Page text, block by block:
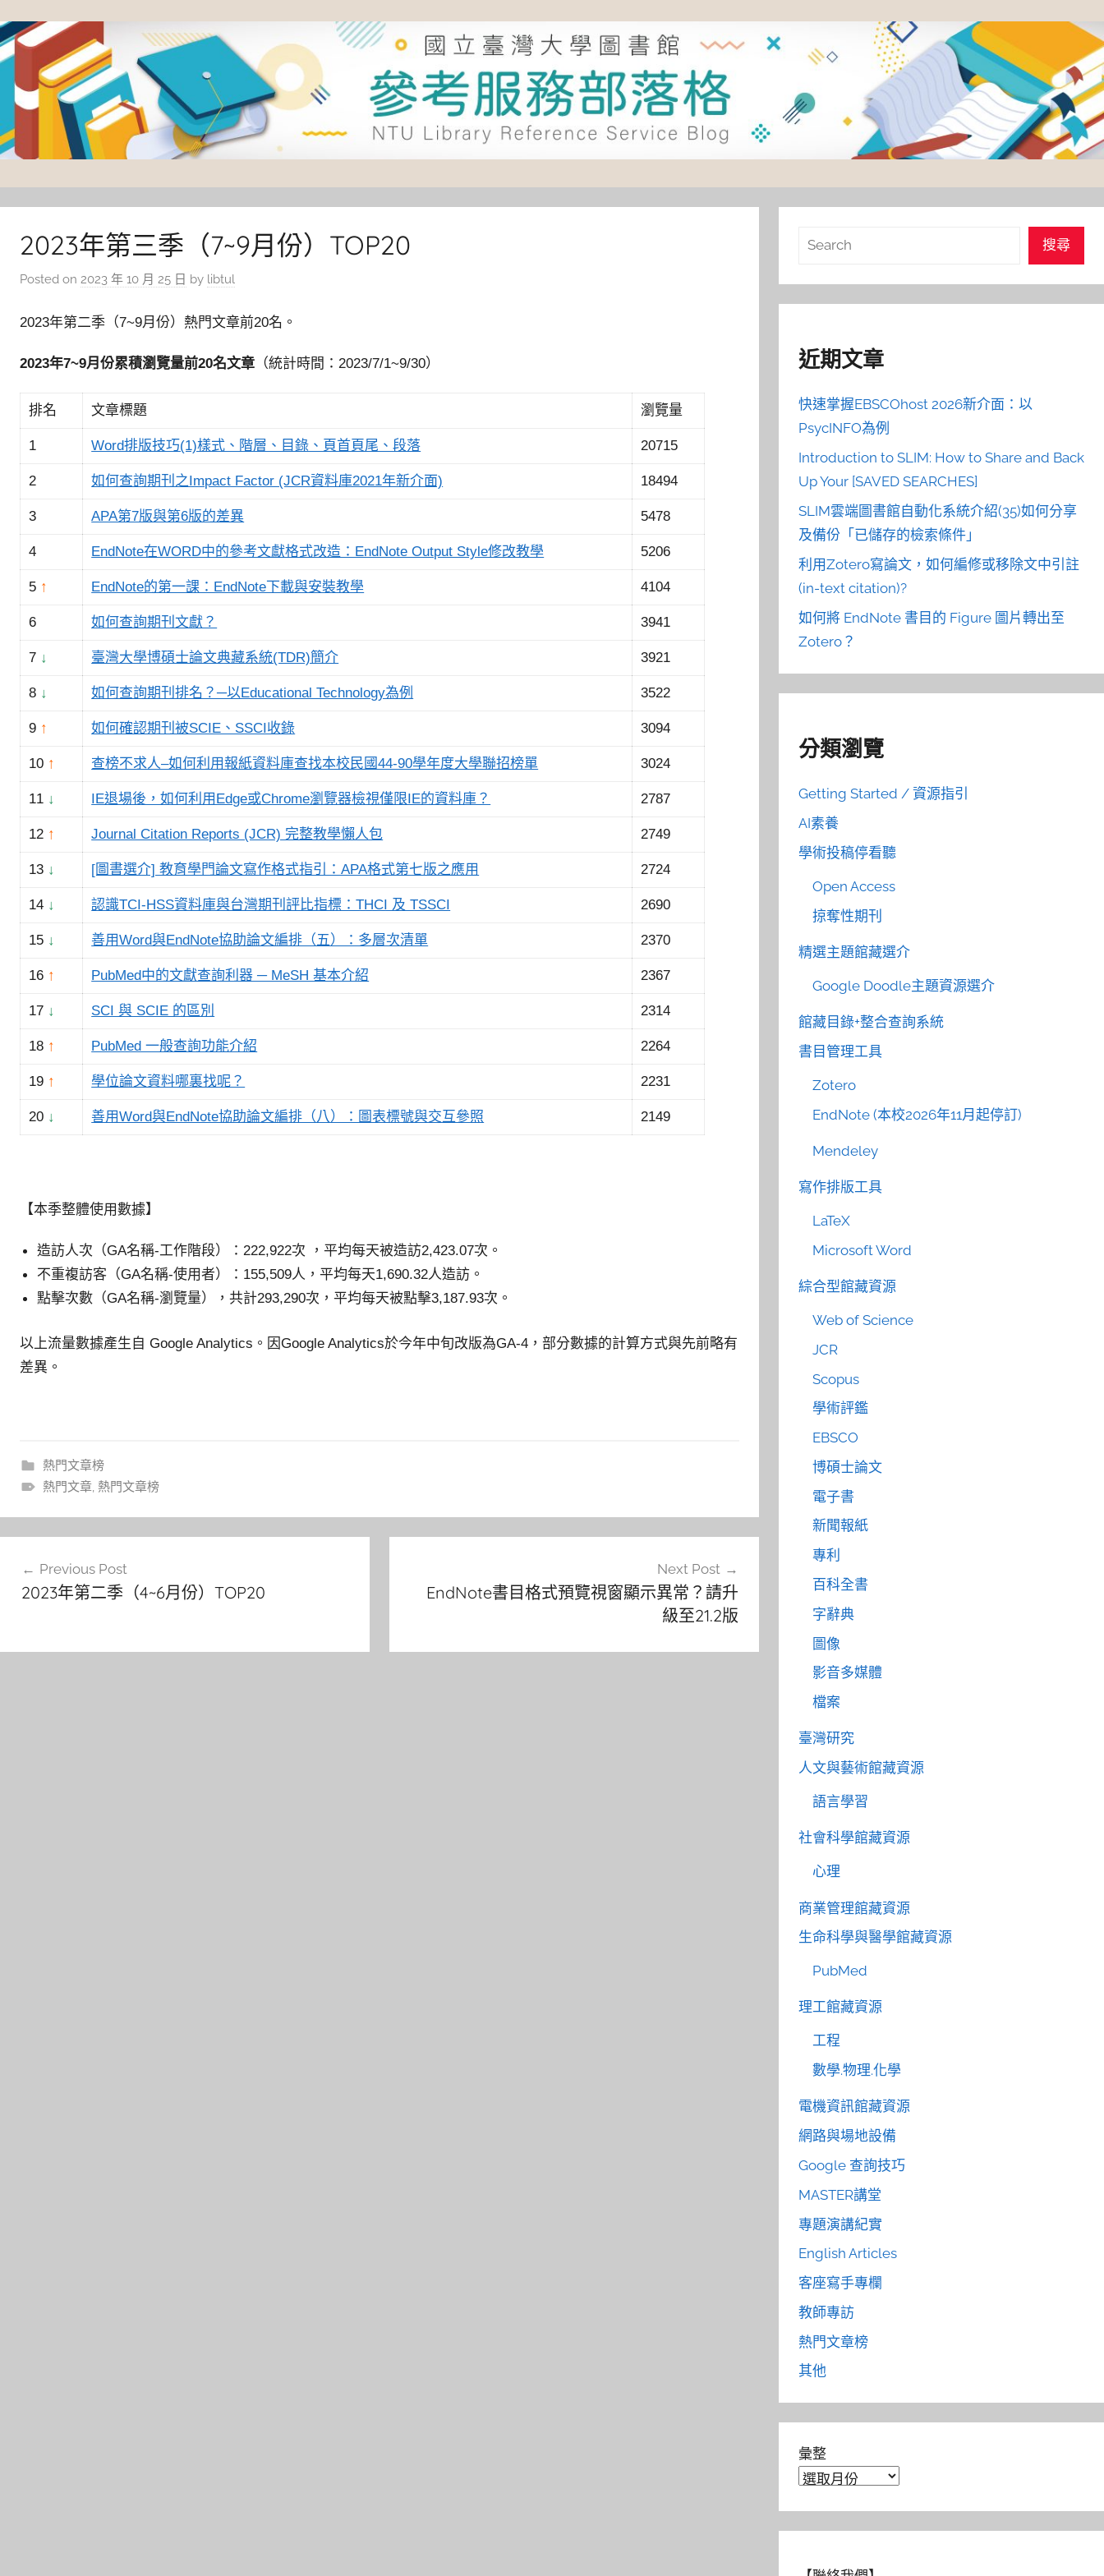
to
content
灣
2023年第三季（7~9月份）TOP20
Posted on 2023 年 10 月 25 日 by libtul
2023年第二季（7~9月份）熱門文章前20名。
2023年7~9月份累積瀏覽量前20名文章 （統計時間：2023/7/1~9/30）
排名 文章標題 瀏覽量
1 Word排版技巧(1)樣式、階層、目錄、頁首頁尾、段落 20715
2 如何查詢期刊之Impact Factor (JCR資料庫2021年新介面) 18494
3 APA第7版與第6版的差異 5478
4 EndNote在WORD中的參考文獻格式改造：EndNote Output Style修改教學 5206
5 ↑ EndNote的第一課：EndNote下載與安裝教學 4104
6 如何查詢期刊文獻？ 3941
7 ↓ 臺灣大學博碩士論文典藏系統(TDR)簡介 3921
8 ↓ 如何查詢期刊排名？─以Educational Technology為例 3522
9 ↑ 如何確認期刊被SCIE、SSCI收錄 3094
10 ↑ 查榜不求人–如何利用報紙資料庫查找本校民國44-90學年度大學聯招榜單 3024
11 ↓ IE退場後，如何利用Edge或Chrome瀏覽器檢視僅限IE的資料庫？ 2787
12 ↑ Journal Citation Reports (JCR) 完整教學懶人包 2749
13 ↓ [圖書選介] 教育學門論文寫作格式指引：APA格式第七版之應用 2724
14 ↓ 認識TCI-HSS資料庫與台灣期刊評比指標：THCI 及 TSSCI 2690
15 ↓ 善用Word與EndNote協助論文編排（五）：多層次清單 2370
16 ↑ PubMed中的文獻查詢利器 ─ MeSH 基本介紹 2367
17 ↓ SCI 與 SCIE 的區別 2314
18 ↑ PubMed 一般查詢功能介紹 2264
19 ↑ 學位論文資料哪裏找呢？ 2231
20 ↓ 善用Word與EndNote協助論文編排（八）：圖表標號與交互參照 2149
【本季整體使用數據】
造訪人次（GA名稱-工作階段）：222,922次 ，平均每天被造訪2,423.07次。
不重複訪客（GA名稱-使用者）：155,509人，平均每天1,690.32人造訪。
點擊次數（GA名稱-瀏覽量），共計293,290次，平均每天被點擊3,187.93次。
以上流量數據產生自 Google Analytics。因Google Analytics於今年中旬改版為GA-4，部分數據的計算方式與先前略有
差異。
熱門文章榜
熱門文章, 熱門文章榜
Previous Post
2023年第二季（4~6月份）TOP20
Next Post
EndNote書目格式預覽視窗顯示異常？請升
級至21.2版
搜
搜尋
近期文章
快速掌握EBSCOhost 2026新介面：以
PsycINFO為例
Introduction to SLIM: How to Share and Back
Up Your [SAVED SEARCHES]
SLIM雲端圖書館自動化系統介紹(35)如何分享
及備份「已儲存的檢索條件」
利用Zotero寫論文，如何編修或移除文中引註
(in-text citation)?
如何將 EndNote 書目的 Figure 圖片轉出至
Zotero？
分類瀏覽
Getting Started / 資源指引
AI素養
學術投稿停看聽
Open Access
掠奪性期刊
精選主題館藏選介
Google Doodle主題資源選介
館藏目錄+整合查詢系統
書目管理工具
Zotero
EndNote (本校2026年11月起停訂)
Mendeley
寫作排版工具
LaTeX
Microsoft Word
綜合型館藏資源
Web of Science
JCR
Scopus
學術評鑑
EBSCO
博碩士論文
電子書
新聞報紙
專利
百科全書
字辭典
圖像
影音多媒體
檔案
臺灣研究
人文與藝術館藏資源
語言學習
社會科學館藏資源
心理
商業管理館藏資源
生命科學與醫學館藏資源
PubMed
理工館藏資源
工程
數學.物理.化學
電機資訊館藏資源
網路與場地設備
Google 查詢技巧
MASTER講堂
專題演講紀實
English Articles
客座寫手專欄
教師專訪
熱門文章榜
其他
彙整